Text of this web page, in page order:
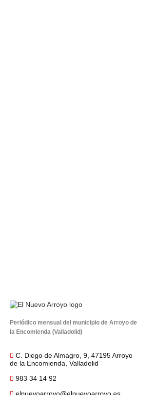
Periódico mensual del municipio de Arroyo de
la Encomienda (Valladolid)
C. Diego de Almagro, 9, 47195 Arroyo
de la Encomienda, Valladolid
983 34 14 92